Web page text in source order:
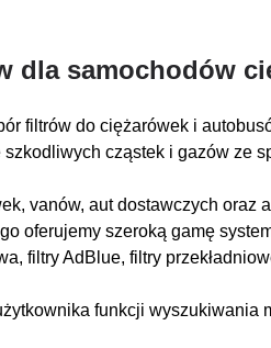
dla samochodów
filtrów do ciężarówek i
cząstek i gazów ze
vanów, aut dostawczych
oferujemy szeroką gamę
filtry AdBlue, filtry
funkcji wyszukiwania